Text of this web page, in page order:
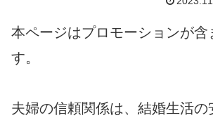
本ページはプロモーションが含
す。
夫婦の信頼関係は、結婚生活の